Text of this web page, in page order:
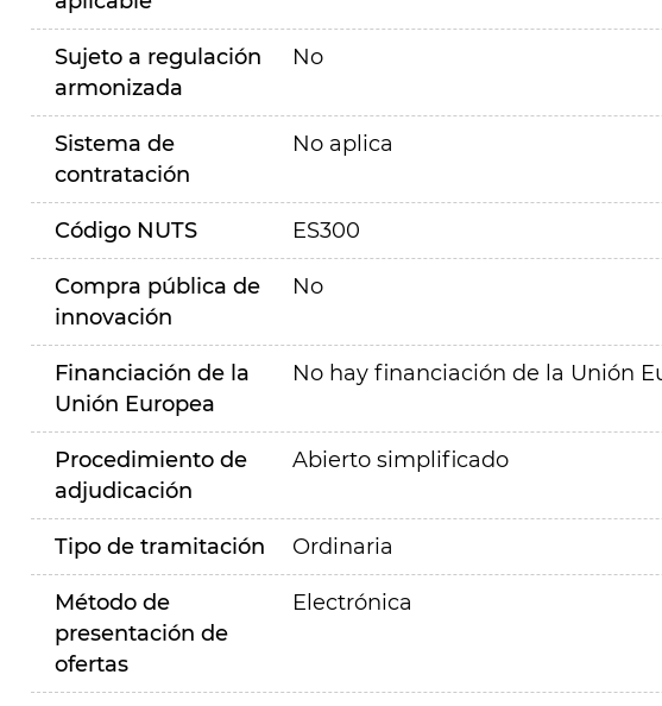
Sujeto a regulación
armonizada
No
Sistema de
contratación
No aplica
Código NUTS ES300
Compra pública de
innovación
No
Financiación de la
Unión Europea
No hay financiación de la Unión
Procedimiento de
adjudicación
Abierto simplificado
Tipo de tramitación Ordinaria
Método de
presentación de
ofertas
Electrónica